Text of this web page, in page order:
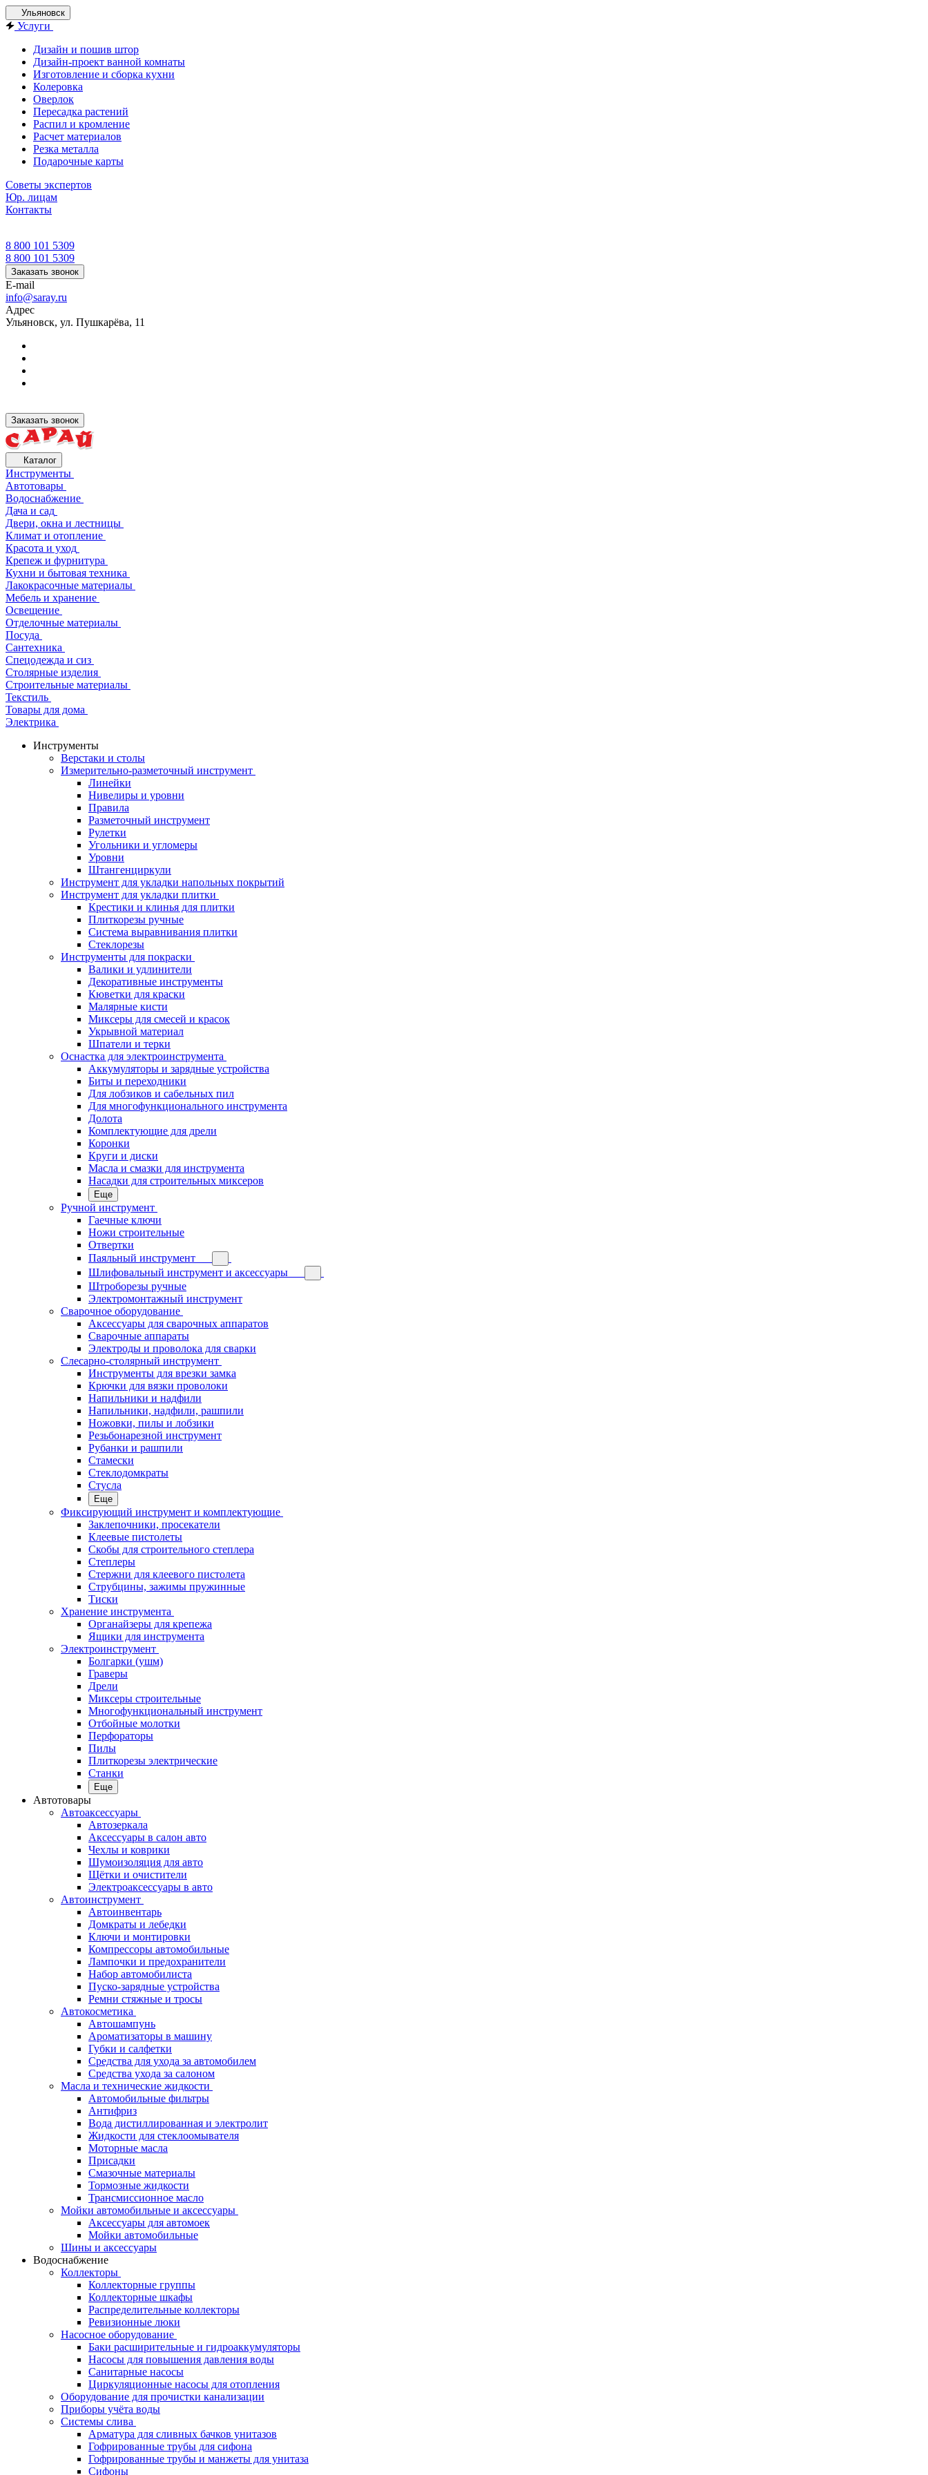
Ульяновск
Услуги
Дизайн и пошив штор
Дизайн-проект ванной комнаты
Изготовление и сборка кухни
Колеровка
Оверлок
Пересадка растений
Распил и кромление
Расчет материалов
Резка металла
Подарочные карты
Советы экспертов
Юр. лицам
Контакты
8 800 101 5309
8 800 101 5309
Заказать звонок
E-mail
info@saray.ru
Адрес
Ульяновск, ул. Пушкарёва, 11
Заказать звонок
Каталог
Инструменты
Автотовары
Водоснабжение
Дача и сад
Двери, окна и лестницы
Климат и отопление
Красота и уход
Крепеж и фурнитура
Кухни и бытовая техника
Лакокрасочные материалы
Мебель и хранение
Освещение
Отделочные материалы
Посуда
Сантехника
Спецодежда и сиз
Столярные изделия
Строительные материалы
Текстиль
Товары для дома
Электрика
Инструменты
Верстаки и столы
Измерительно-разметочный инструмент
Линейки
Нивелиры и уровни
Правила
Разметочный инструмент
Рулетки
Угольники и угломеры
Уровни
Штангенциркули
Инструмент для укладки напольных покрытий
Инструмент для укладки плитки
Крестики и клинья для плитки
Плиткорезы ручные
Система выравнивания плитки
Стеклорезы
Инструменты для покраски
Валики и удлинители
Декоративные инструменты
Кюветки для краски
Малярные кисти
Миксеры для смесей и красок
Укрывной материал
Шпатели и терки
Оснастка для электроинструмента
Аккумуляторы и зарядные устройства
Биты и переходники
Для лобзиков и сабельных пил
Для многофункционального инструмента
Долота
Комплектующие для дрели
Коронки
Круги и диски
Масла и смазки для инструмента
Насадки для строительных миксеров
Еще
Ручной инструмент
Гаечные ключи
Ножи строительные
Отвертки
Паяльный инструмент
Шлифовальный инструмент и аксессуары
Штроборезы ручные
Электромонтажный инструмент
Сварочное оборудование
Аксессуары для сварочных аппаратов
Сварочные аппараты
Электроды и проволока для сварки
Слесарно-столярный инструмент
Инструменты для врезки замка
Крючки для вязки проволоки
Напильники и надфили
Напильники, надфили, рашпили
Ножовки, пилы и лобзики
Резьбонарезной инструмент
Рубанки и рашпили
Стамески
Стеклодомкраты
Стусла
Еще
Фиксирующий инструмент и комплектующие
Заклепочники, просекатели
Клеевые пистолеты
Скобы для строительного степлера
Степлеры
Стержни для клеевого пистолета
Струбцины, зажимы пружинные
Тиски
Хранение инструмента
Органайзеры для крепежа
Ящики для инструмента
Электроинструмент
Болгарки (ушм)
Граверы
Дрели
Миксеры строительные
Многофункциональный инструмент
Отбойные молотки
Перфораторы
Пилы
Плиткорезы электрические
Станки
Еще
Автотовары
Автоаксессуары
Автозеркала
Аксессуары в салон авто
Чехлы и коврики
Шумоизоляция для авто
Щётки и очистители
Электроаксессуары в авто
Автоинструмент
Автоинвентарь
Домкраты и лебедки
Ключи и монтировки
Компрессоры автомобильные
Лампочки и предохранители
Набор автомобилиста
Пуско-зарядные устройства
Ремни стяжные и тросы
Автокосметика
Автошампунь
Ароматизаторы в машину
Губки и салфетки
Средства для ухода за автомобилем
Средства ухода за салоном
Масла и технические жидкости
Автомобильные фильтры
Антифриз
Вода дистиллированная и электролит
Жидкости для стеклоомывателя
Моторные масла
Присадки
Смазочные материалы
Тормозные жидкости
Трансмиссионное масло
Мойки автомобильные и аксессуары
Аксессуары для автомоек
Мойки автомобильные
Шины и аксессуары
Водоснабжение
Коллекторы
Коллекторные группы
Коллекторные шкафы
Распределительные коллекторы
Ревизионные люки
Насосное оборудование
Баки расширительные и гидроаккумуляторы
Насосы для повышения давления воды
Санитарные насосы
Циркуляционные насосы для отопления
Оборудование для прочистки канализации
Приборы учёта воды
Системы слива
Арматура для сливных бачков унитазов
Гофрированные трубы для сифона
Гофрированные трубы и манжеты для унитаза
Сифоны